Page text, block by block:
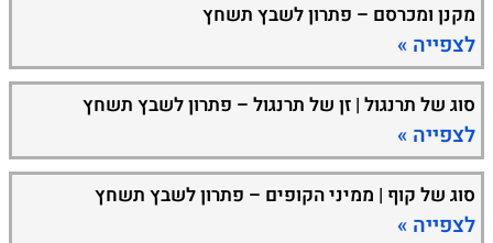
מקנן ומכרסם – פתרון לשבץ תשחץ
לצפייה »
סוג של תרנגול | זן של תרנגול – פתרון לשבץ תשחץ
לצפייה »
סוג של קוף | ממיני הקופים – פתרון לשבץ תשחץ
לצפייה »